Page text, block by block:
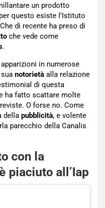
un prodotto
questo esiste l’Istituto
di recente ha preso di
che vede come
.
in numerose
notorietà alla relazione
di questa
ha fatto scattare molte
O forse no. Come
della pubblicità, e volente
parecchio della Canalis
con la
piaciuto all’Iap